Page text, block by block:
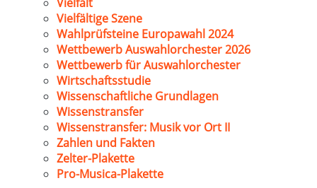
Vielfältige Szene
Wahlprüfsteine Europawahl 2024
Wettbewerb Auswahlorchester 2026
Wettbewerb für Auswahlorchester
Wirtschaftsstudie
Wissenschaftliche Grundlagen
Wissenstransfer
Wissenstransfer: Musik vor Ort II
Zahlen und Fakten
Zelter-Plakette
Pro-Musica-Plakette